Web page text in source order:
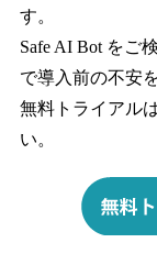
す。
Safe AI Bot をご
で導入前の不安
無料トライアル
い。